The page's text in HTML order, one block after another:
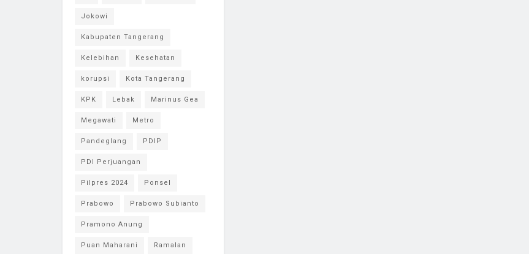
Jokowi
Kabupaten Tangerang
Kelebihan Kesehatan
korupsi Kota Tangerang
KPK Lebak Marinus Gea
Megawati Metro
Pandeglang PDIP
PDI Perjuangan
Pilpres 2024 Ponsel
Prabowo Prabowo Subianto
Pramono Anung
Puan Maharani Ramalan